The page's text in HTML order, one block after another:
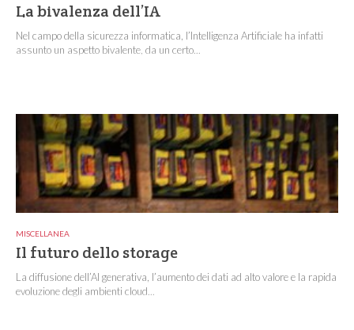
La bivalenza dell’IA
Nel campo della sicurezza informatica, l’Intelligenza Artificiale ha infatti
assunto un aspetto bivalente, da un certo...
MISCELLANEA
Il futuro dello storage
La diffusione dell’AI generativa, l’aumento dei dati ad alto valore e la rapida
evoluzione degli ambienti cloud...